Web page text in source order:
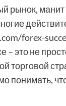
рынок,
forex-
– это не
торговой
понимать,